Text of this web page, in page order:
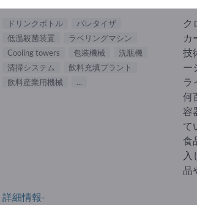
ドリンクボトル
パレタイザ
低温殺菌装置
ラベリングマシン
Cooling towers
包装機械
洗瓶機
清掃システム
飲料充填プラント
飲料産業用機械
...
ク
カ
技
ー
ラ
何
容
て
食
入
品
詳細情報-